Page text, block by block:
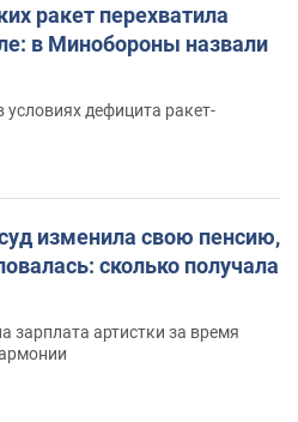
ракет перехватила
в Минобороны назвали
дефицита ракет-
изменила свою пенсию,
сколько получала
зарплата артистки за время